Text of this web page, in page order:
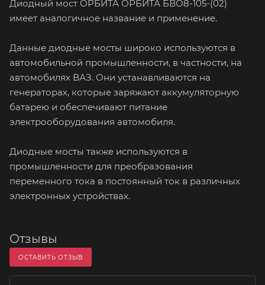
Диодный мост ОРБИТА ОРБИТА БВО8-105-(02)
имеет аналогичное название и применение.
Данные диодные мосты широко используются в
автомобильной промышленности, в частности, на
автомобилях ВАЗ. Они устанавливаются на
генераторах, которые заряжают аккумуляторную
батарею и обеспечивают питание
электрооборудования автомобиля.
Диодные мосты также используются в
промышленности для преобразования
переменного тока в постоянный ток в различных
электронных устройствах.
Отзывы
ОСТАВИТЬ ОТЗЫВ